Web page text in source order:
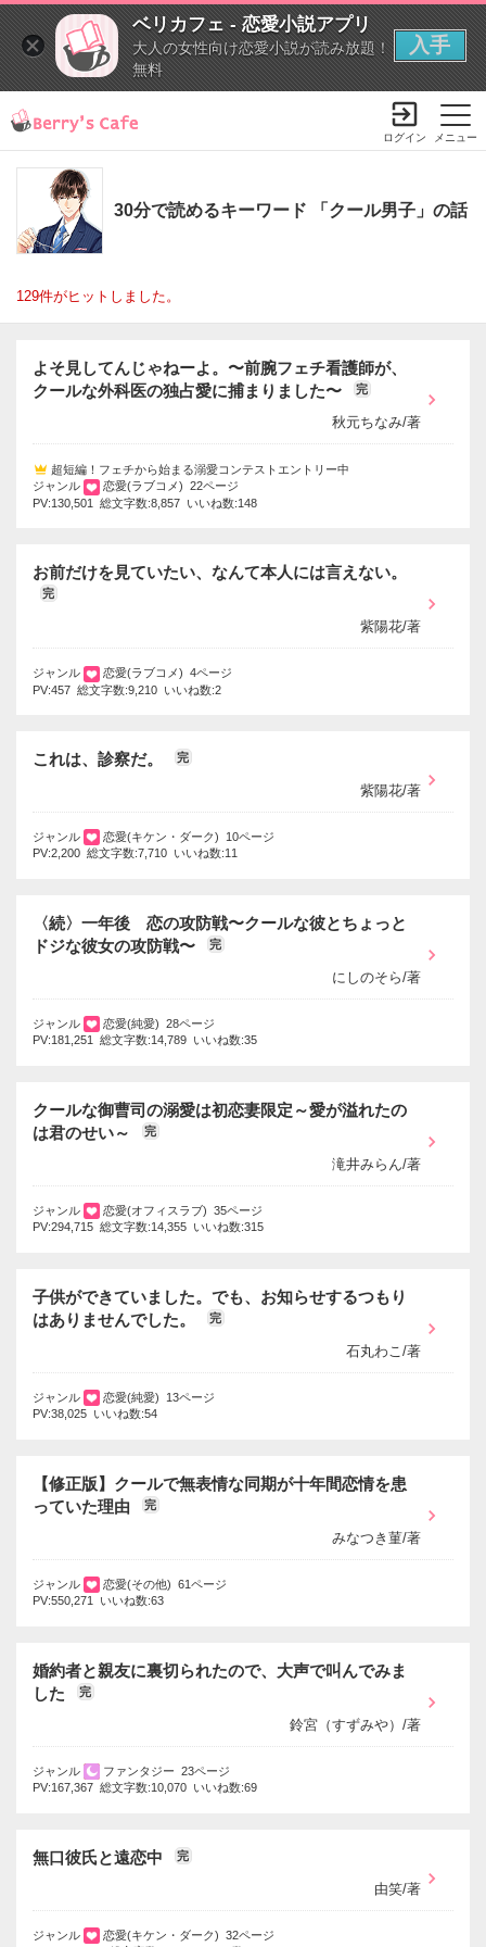
ベリカフェ - 恋愛小説アプリ
大人の女性向け恋愛小説が読み放題！
無料
入手
メニュー
ログイン
30分で読めるキーワード 「クール男子」の話
129件がヒットしました。
よそ見してんじゃねーよ。〜前腕フェチ看護師が、
クールな外科医の独占愛に捕まりました〜
完
秋元ちなみ/著
超短編！フェチから始まる溺愛コンテストエントリー中
ジャンル
恋愛(ラブコメ) 22ページ
PV:130,501 総文字数:8,857 いいね数:148
お前だけを見ていたい、なんて本人には言えない。
完
紫陽花/著
ジャンル
恋愛(ラブコメ) 4ページ
PV:457 総文字数:9,210 いいね数:2
これは、診察だ。 完
紫陽花/著
ジャンル
恋愛(キケン・ダーク) 10ページ
PV:2,200 総文字数:7,710 いいね数:11
〈続〉一年後 恋の攻防戦〜クールな彼とちょっと
ドジな彼女の攻防戦〜
完
にしのそら/著
ジャンル
恋愛(純愛) 28ページ
PV:181,251 総文字数:14,789 いいね数:35
クールな御曹司の溺愛は初恋妻限定～愛が溢れたの
は君のせい～
完
滝井みらん/著
ジャンル
恋愛(オフィスラブ) 35ページ
PV:294,715 総文字数:14,355 いいね数:315
子供ができていました。でも、お知らせするつもり
はありませんでした。
完
石丸わこ/著
ジャンル
恋愛(純愛) 13ページ
PV:38,025 いいね数:54
【修正版】クールで無表情な同期が十年間恋情を患
っていた理由
完
みなつき菫/著
ジャンル
恋愛(その他) 61ページ
PV:550,271 いいね数:63
婚約者と親友に裏切られたので、大声で叫んでみま
した
完
鈴宮（すずみや）/著
ジャンル
ファンタジー 23ページ
PV:167,367 総文字数:10,070 いいね数:69
無口彼氏と遠恋中 完
由笑/著
ジャンル
恋愛(キケン・ダーク) 32ページ